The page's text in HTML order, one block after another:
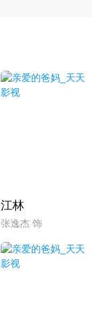
江林
张逸杰 饰